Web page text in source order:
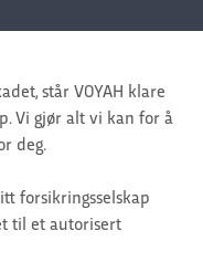
står VOYAH klare
Vi gjør alt vi kan for å
deg.
forsikringsselskap
til et autorisert